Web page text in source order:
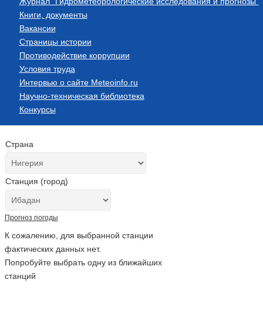
Книги, документы
Вакансии
Страницы истории
Противодействие коррупции
Условия труда
Интервью о сайте Meteoinfo.ru
Научно-техническая библиотека
Конкурсы
Страна
Станция (город)
Прогноз погоды
К сожалению, для выбранной станции
фактических данных нет.
Попробуйте выбрать одну из ближайших
станций